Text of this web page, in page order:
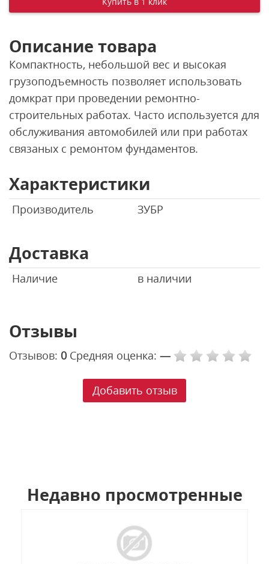
Описание товара
Компактность, небольшой вес и высокая
грузоподъемность позволяет использовать
домкрат при проведении ремонтно-
строительных работах. Часто используется для
обслуживания автомобилей или при работах
связаных с ремонтом фундаментов.
Характеристики
Производитель ЗУБР
Доставка
Наличие в наличии
Отзывы
Отзывов: 0 Средняя оценка: —
Добавить отзыв
Недавно просмотренные